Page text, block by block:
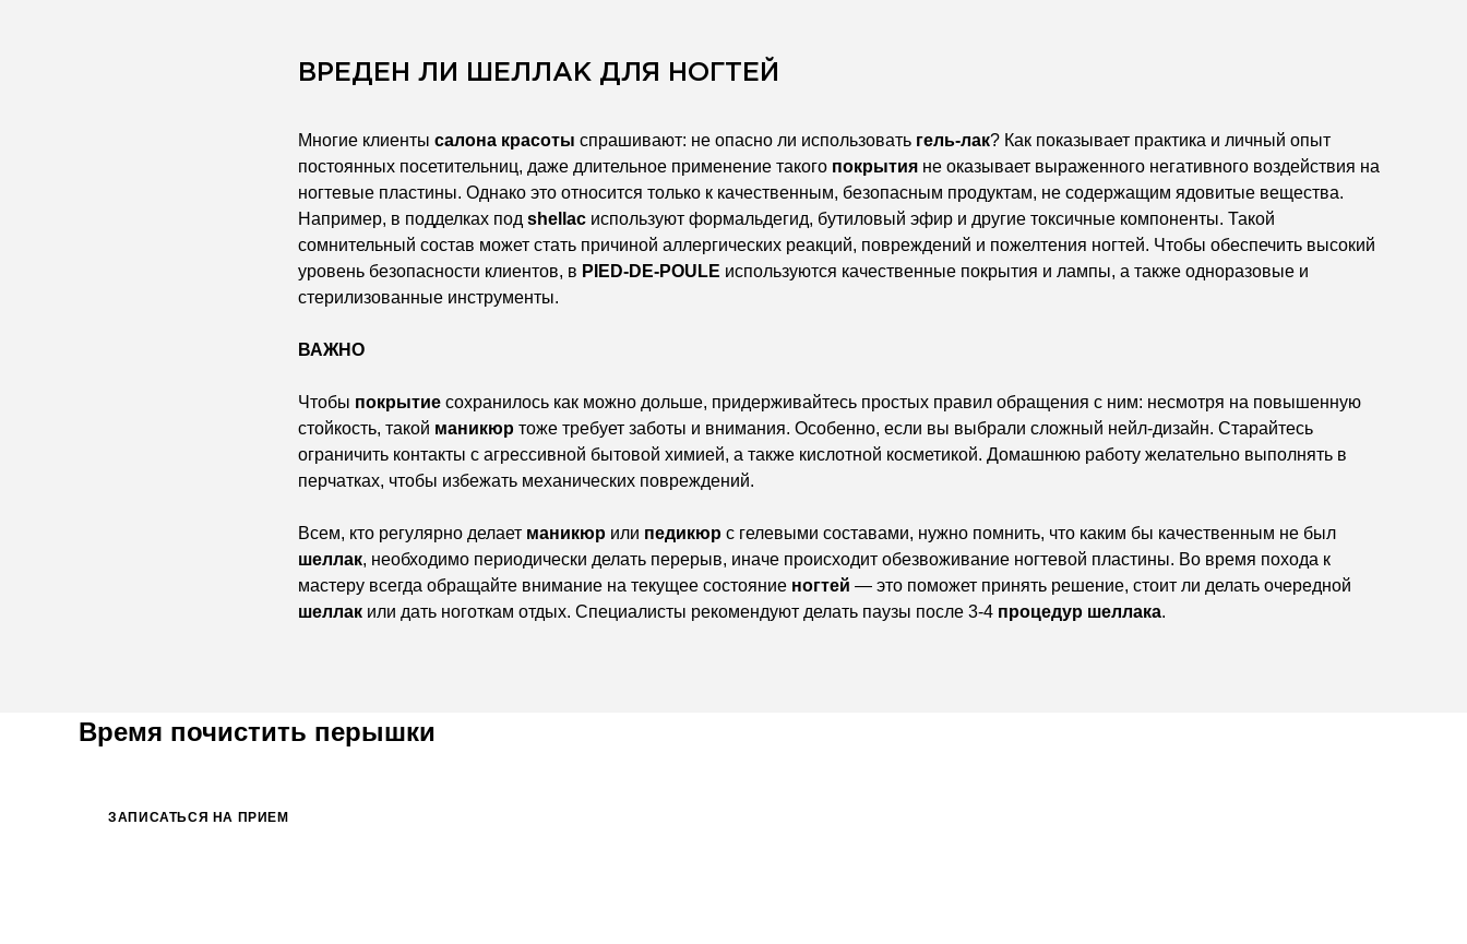
ВРЕДЕН ЛИ ШЕЛЛАК ДЛЯ НОГТЕЙ
Многие клиенты салона красоты спрашивают: не опасно ли использовать гель-лак? Как показывает практика и личный опыт
постоянных посетительниц, даже длительное применение такого покрытияне оказывает выраженного негативного воздействия на
ногтевые пластины. Однако это относится только к качественным, безопасным продуктам, не содержащим ядовитые вещества.
Например, в подделках под shellacиспользуют формальдегид, бутиловый эфир и другие токсичные компоненты. Такой
сомнительный состав может стать причиной аллергических реакций, повреждений и пожелтения ногтей. Чтобы обеспечить высокий
уровень безопасности клиентов, в PIED-DE-POULE используются качественные покрытия и лампы, а также одноразовые и
стерилизованные инструменты.
ВАЖНО
Чтобы покрытиесохранилось как можно дольше, придерживайтесь простых правил обращения с ним: несмотря на повышенную
стойкость, такой маникюр тоже требует заботы и внимания. Особенно, если вы выбрали сложный нейл-дизайн. Старайтесь
ограничить контакты с агрессивной бытовой химией, а также кислотной косметикой. Домашнюю работу желательно выполнять в
перчатках, чтобы избежать механических повреждений.
Всем, кто регулярно делает маникюр или педикюр с гелевыми составами, нужно помнить, что каким бы качественным не был
шеллак, необходимо периодически делать перерыв, иначе происходит обезвоживание ногтевой пластины. Во время похода к
мастеру всегда обращайте внимание на текущее состояние ногтей — это поможет принять решение, стоит ли делать очередной
шеллакили дать ноготкам отдых. Специалисты рекомендуют делать паузы после 3-4 процедур шеллака.
Время почистить перышки
ЗАПИСАТЬСЯ НА ПРИЕМ